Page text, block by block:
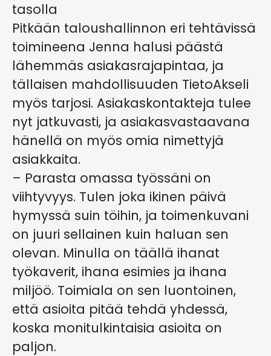
tasolla
Pitkään taloushallinnon eri tehtävissä
toimineena Jenna halusi päästä
lähemmäs asiakasrajapintaa, ja
tällaisen mahdollisuuden TietoAkseli
myös tarjosi. Asiakaskontakteja tulee
nyt jatkuvasti, ja asiakasvastaavana
hänellä on myös omia nimettyjä
asiakkaita.
– Parasta omassa työssäni on
viihtyvyys. Tulen joka ikinen päivä
hymyssä suin töihin, ja toimenkuvani
on juuri sellainen kuin haluan sen
olevan. Minulla on täällä ihanat
työkaverit, ihana esimies ja ihana
miljöö. Toimiala on sen luontoinen,
että asioita pitää tehdä yhdessä,
koska monitulkintaisia asioita on
paljon.